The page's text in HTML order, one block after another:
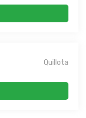
Quillota